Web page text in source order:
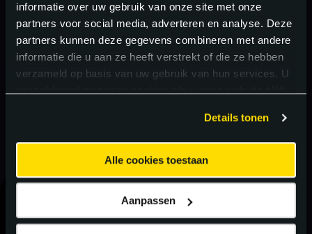
informatie over uw gebruik van onze site met onze
partners voor social media, adverteren en analyse. Deze
partners kunnen deze gegevens combineren met andere
informatie die u aan ze heeft verstrekt of die ze hebben
verzameld op basis van uw gebruik van hun services. U
Details tonen
Alle cookies toestaan
Aanpassen